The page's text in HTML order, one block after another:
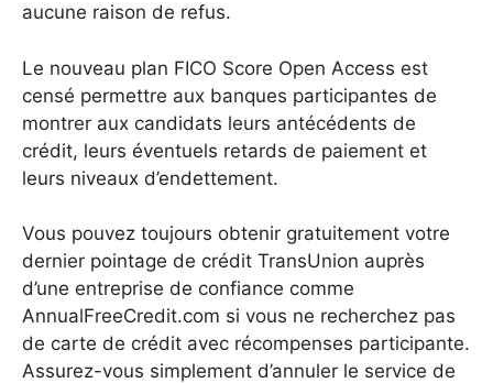
aucune raison de refus.
Le nouveau plan FICO Score Open Access est
censé permettre aux banques participantes de
montrer aux candidats leurs antécédents de
crédit, leurs éventuels retards de paiement et
leurs niveaux d’endettement.
Vous pouvez toujours obtenir gratuitement votre
dernier pointage de crédit TransUnion auprès
d’une entreprise de confiance comme
AnnualFreeCredit.com si vous ne recherchez pas
de carte de crédit avec récompenses participante.
Assurez-vous simplement d’annuler le service de